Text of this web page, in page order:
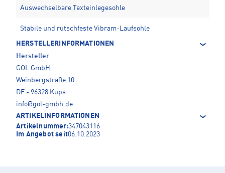
Auswechselbare Texteinlegesohle
Stabile und rutschfeste Vibram-Laufsohle
HERSTELLERINFORMATIONEN
Hersteller
GOL GmbH
Weinbergstraße 10
DE - 96328 Küps
info@gol-gmbh.de
ARTIKELINFORMATIONEN
Artikelnummer:347043116
Im Angebot seit06.10.2023